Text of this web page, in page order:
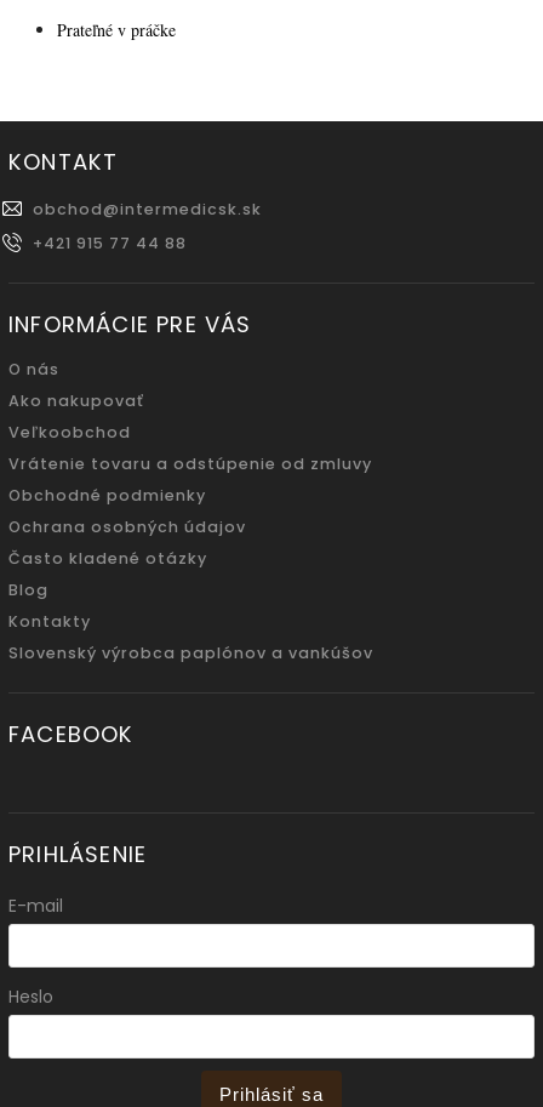
Prateľné v práčke
KONTAKT
obchod@intermedicsk.sk
+421 915 77 44 88
INFORMÁCIE PRE VÁS
O nás
Ako nakupovať
Veľkoobchod
Vrátenie tovaru a odstúpenie od zmluvy
Obchodné podmienky
Ochrana osobných údajov
Často kladené otázky
Blog
Kontakty
Slovenský výrobca paplónov a vankúšov
FACEBOOK
PRIHLÁSENIE
E-mail
Heslo
Prihlásiť sa